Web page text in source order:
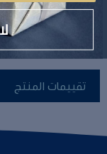
تقييمات المنتج